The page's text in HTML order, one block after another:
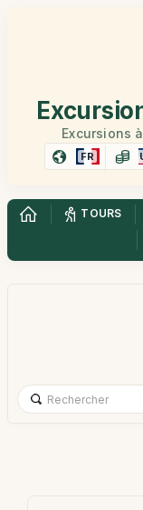
Excursions
FR
TOURS